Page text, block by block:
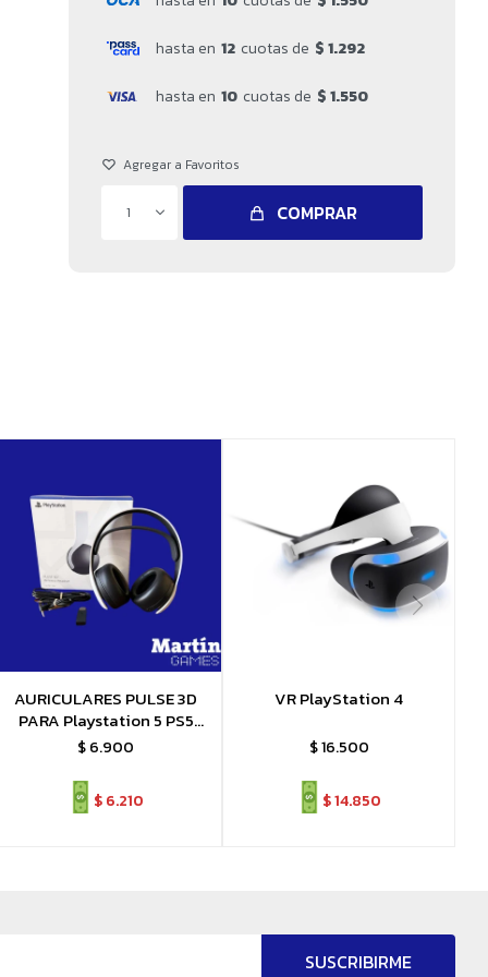
hasta en 12 cuotas de $ 1.292
hasta en 10 cuotas de $ 1.550
1 COMPRAR
AURICULARES PULSE 3D
PARA Playstation 5 PS5
ORIGINAL
$6.900
$6.210
VR PlayStation 4
$16.500
$14.850
SUSCRIBIRME